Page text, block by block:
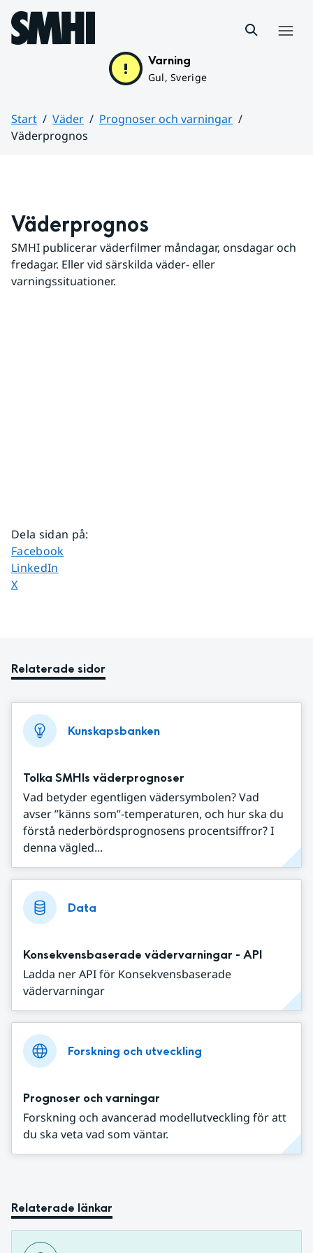
Hoppa till sidans innehåll
Varning
Gul, Sverige
Start Väder
Prognoser och varningar
Väderprognos
Väderprognos
SMHI publicerar väderfilmer måndagar, onsdagar och
fredagar. Eller vid särskilda väder- eller
varningssituationer.
Dela sidan på:
Dela sidan på
Facebook
Dela sidan på
LinkedIn
Dela sidan på
X
Relaterade sidor
Kunskapsbanken
Tolka SMHIs väderprognoser
Vad betyder egentligen vädersymbolen? Vad
avser ”känns som”-temperaturen, och hur ska du
förstå nederbördsprognosens procentsiffror? I
denna vägled...
Data
Konsekvensbaserade vädervarningar - API
Ladda ner API för Konsekvensbaserade
vädervarningar
Forskning och utveckling
Prognoser och varningar
Forskning och avancerad modellutveckling för att
du ska veta vad som väntar.
Relaterade länkar